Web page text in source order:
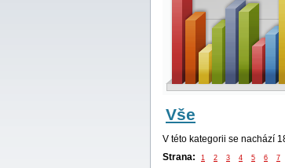
Vše
V této kategorii se nachází
Strana:
1 2 3 4 5 6 7